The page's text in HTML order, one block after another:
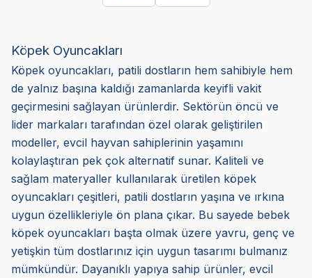
Köpek Oyuncakları
Köpek oyuncakları, patili dostların hem sahibiyle hem
de yalnız başına kaldığı zamanlarda keyifli vakit
geçirmesini sağlayan ürünlerdir. Sektörün öncü ve
lider markaları tarafından özel olarak geliştirilen
modeller, evcil hayvan sahiplerinin yaşamını
kolaylaştıran pek çok alternatif sunar. Kaliteli ve
sağlam materyaller kullanılarak üretilen köpek
oyuncakları çeşitleri, patili dostların yaşına ve ırkına
uygun özellikleriyle ön plana çıkar. Bu sayede bebek
köpek oyuncakları başta olmak üzere yavru, genç ve
yetişkin tüm dostlarınız için uygun tasarımı bulmanız
mümkündür. Dayanıklı yapıya sahip ürünler, evcil